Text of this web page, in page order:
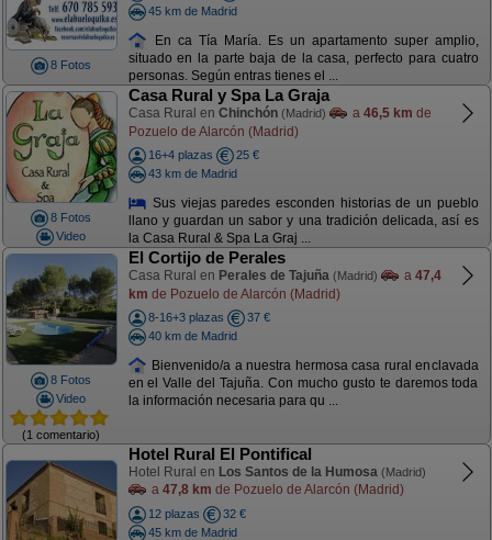
8 Fotos
45 km de Madrid
En ca Tía María. Es un apartamento super amplio,
situado en la parte baja de la casa, perfecto para cuatro
personas. Según entras tienes el ...
8 Fotos
Video
Casa Rural y Spa La Graja
Casa Rural en Chinchón (Madrid) a 46,5 km de
Pozuelo de Alarcón (Madrid)
16+4 plazas
25 €
43 km de Madrid
Sus viejas paredes esconden historias de un pueblo
llano y guardan un sabor y una tradición delicada, así es
la Casa Rural & Spa La Graj ...
8 Fotos
Video
(1 comentario)
El Cortijo de Perales
Casa Rural en Perales de Tajuña (Madrid) a 47,4
km de Pozuelo de Alarcón (Madrid)
8-16+3 plazas
37 €
40 km de Madrid
Bienvenido/a a nuestra hermosa casa rural enclavada
en el Valle del Tajuña. Con mucho gusto te daremos toda
la información necesaria para qu ...
Hotel Rural El Pontifical
Hotel Rural en Los Santos de la Humosa (Madrid)
a 47,8 km de Pozuelo de Alarcón (Madrid)
12 plazas
32 €
45 km de Madrid